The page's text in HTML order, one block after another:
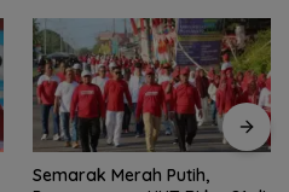
Komunitas Pecinta Ayam